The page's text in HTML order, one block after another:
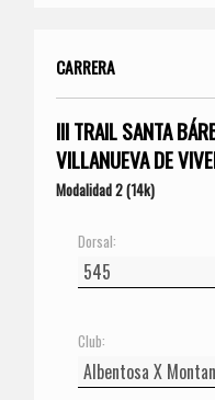
CARRERA
III TRAIL SANTA
VILLANUEVA DE
Modalidad 2 (14k)
Dorsal:
Club: